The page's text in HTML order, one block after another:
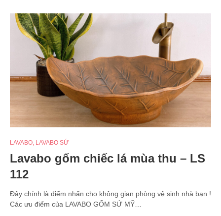
LAVABO LAVABO SỨ
Lavabo gốm chiếc lá mùa thu – LS
112
Đây chính là điểm nhấn cho không gian phòng vệ sinh nhà bạn !
Các ưu điểm của LAVABO GỐM SỨ MỸ…